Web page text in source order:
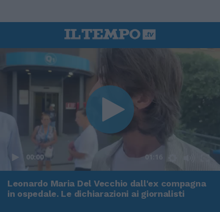
00:00 01:16
Leonardo Maria Del Vecchio dall'ex compagna
in ospedale. Le dichiarazioni ai giornalisti